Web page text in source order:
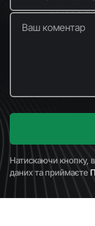
Ваш коментар
Натискаючи кнопку,
даних та приймаєте